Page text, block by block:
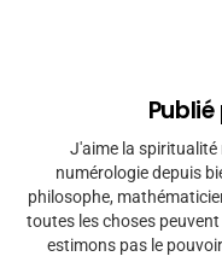
J'aime la spiritualité
numérologie depuis
philosophe,
toutes les choses
estimons pas le